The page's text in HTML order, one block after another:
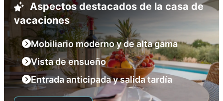
Aspectos destacados de la casa de
vacaciones
Mobiliario moderno y de alta gama
Vista de ensueño
Entrada anticipada y salida tardía